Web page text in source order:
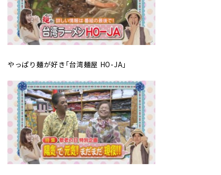
やっぱり麺が好き｢台湾麺屋 HO-JA｣